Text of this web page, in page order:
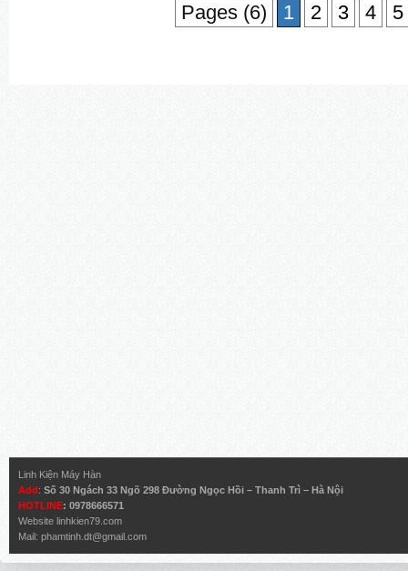
Pages (6) 1 2 3 4 5
Linh Kiện Máy Hàn
Add: Số 30 Ngách 33 Ngõ 298 Đường Ngọc Hồi – Thanh Trì – Hà Nội
HOTLINE: 0978666571
Website linhkien79.com
Mail: phamtinh.dt@gmail.com